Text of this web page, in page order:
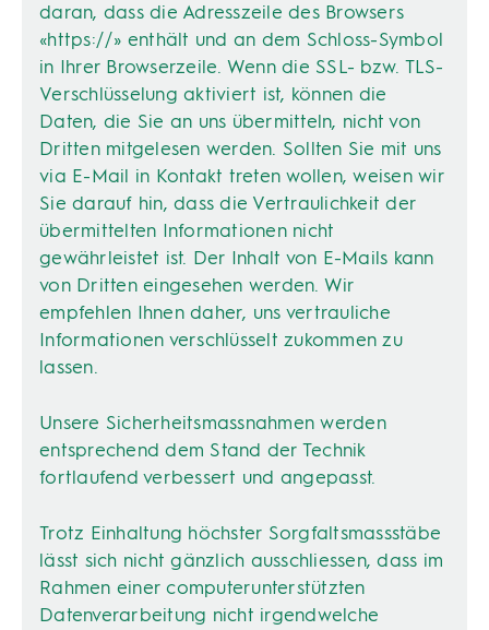
daran, dass die Adresszeile des Browsers
«https://» enthält und an dem Schloss-Symbol
in Ihrer Browserzeile. Wenn die SSL- bzw. TLS-
Verschlüsselung aktiviert ist, können die
Daten, die Sie an uns übermitteln, nicht von
Dritten mitgelesen werden. Sollten Sie mit uns
via E-Mail in Kontakt treten wollen, weisen wir
Sie darauf hin, dass die Vertraulichkeit der
übermittelten Informationen nicht
gewährleistet ist. Der Inhalt von E-Mails kann
von Dritten eingesehen werden. Wir
empfehlen Ihnen daher, uns vertrauliche
Informationen verschlüsselt zukommen zu
lassen.
Unsere Sicherheitsmassnahmen werden
entsprechend dem Stand der Technik
fortlaufend verbessert und angepasst.
Trotz Einhaltung höchster Sorgfaltsmassstäbe
lässt sich nicht gänzlich ausschliessen, dass im
Rahmen einer computerunterstützten
Datenverarbeitung nicht irgendwelche